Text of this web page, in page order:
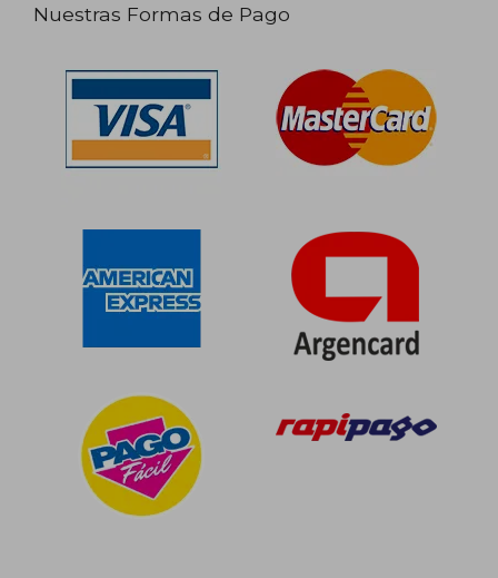
Nuestras Formas de Pago